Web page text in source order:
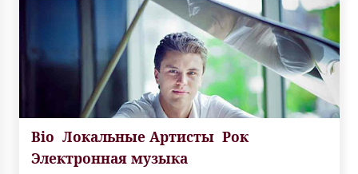
Bio Локальные Артисты Рок
Электронная музыка